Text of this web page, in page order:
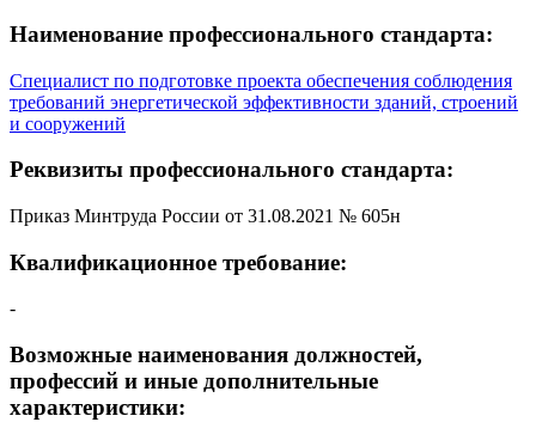
Наименование профессионального стандарта:
Специалист по подготовке проекта обеспечения соблюдения
требований энергетической эффективности зданий, строений
и сооружений
Реквизиты профессионального стандарта:
Приказ Минтруда России от 31.08.2021 № 605н
Квалификационное требование:
-
Возможные наименования должностей,
профессий и иные дополнительные
характеристики: